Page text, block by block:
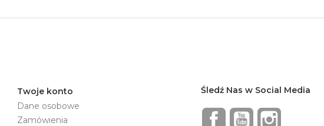
Twoje konto
Dane osobowe
Zamówienia
Śledź Nas w Social Media
FacebookYouTubeInstagram